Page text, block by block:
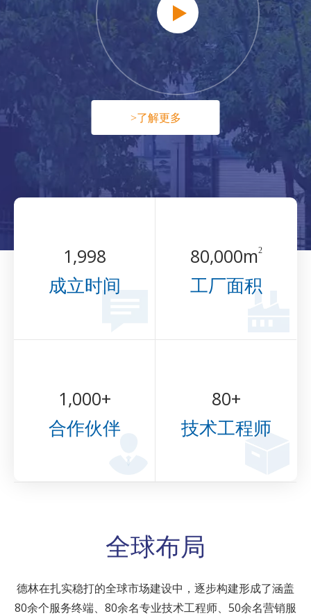
>了解更多
1,998
成立时间
80,000m2
工厂面积
1,000+
合作伙伴
80+
技术工程师
全球布局
德林在扎实稳打的全球市场建设中，逐步构建形成了涵盖
80余个服务终端、80余名专业技术工程师、50余名营销服